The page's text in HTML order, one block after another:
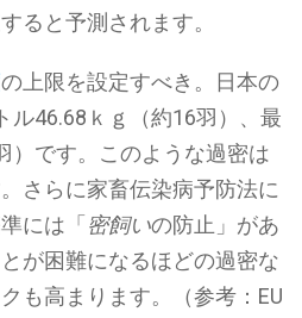
ると予測されます。
の上限を設定すべき。日本の
ル46.68ｋｇ（約16羽）、最
）です。このような過密は
さらに家畜伝染病予防法に
には「 密飼いの防止」があ
が困難になるほどの過密な
も高まります。（参考：EU